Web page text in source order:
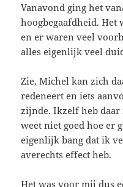
Vanavond ging het
hoogbegaafdheid. Het
en er waren veel
alles eigenlijk veel
Zie, Michel kan zich
redeneert en iets
zijnde. Ikzelf heb
weet niet goed hoe er
eigenlijk bang dat ik
averechts effect heb.
Het was voor mij dus